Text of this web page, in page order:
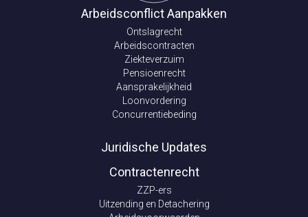
Arbeidsconflict Aanpakken
Ontslagrecht
Arbeidscontracten
Ziekteverzuim
Pensioenrecht
Aansprakelijkheid
Loonvordering
Concurrentiebeding
Juridische Updates
Contractenrecht
ZZP-ers
Uitzending en Detachering